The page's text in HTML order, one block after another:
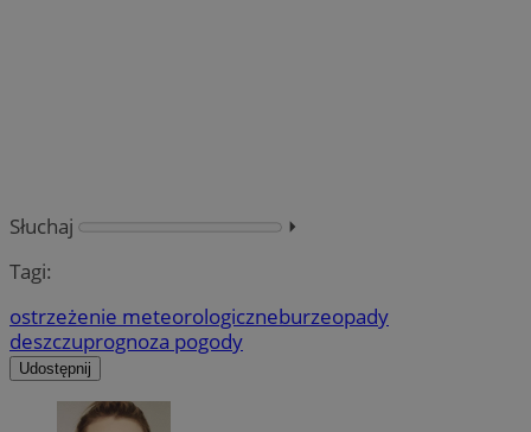
Słuchaj
⏵︎
Tagi:
ostrzeżenie meteorologiczneburzeopady
deszczuprognoza pogody
Udostępnij